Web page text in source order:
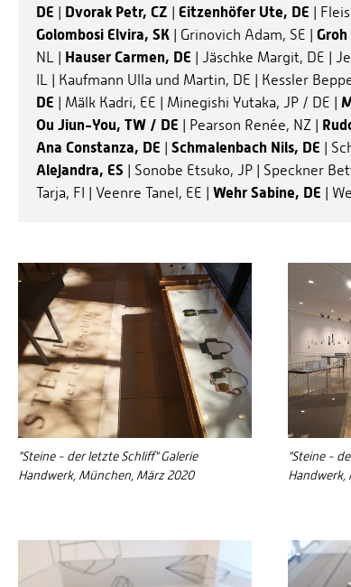
DE
Dvorak Petr, CZ Eitzenhöfer Ute, DE |
Golombosi Elvira, SK | Grinovich Adam, SE | Groh
NL | Hauser Carmen, DE | Jäschke Margit, DE |
IL | Kaufmann Ulla und Martin, DE | Kessler
DE | Mälk Kadri, EE | Minegishi Yutaka, JP / DE |
Ou Jiun-You, TW / DE | Pearson Renée, NZ |
Ana Constanza, DE
Schmalenbach Nils, DE |
Alejandra, ES | Sonobe Etsuko, JP | Speckner
Tarja, FI | Veenre Tanel, EE | Wehr Sabine, DE |
"Steine - der letzte Schliff" Galerie
Handwerk, München, März 2020
"Steine -
Handwerk,